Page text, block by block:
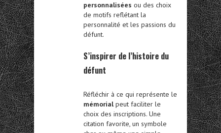
personnalisées ou des choix
de motifs reflétant la
personnalité et les passions du
défunt.
S’inspirer de l’histoire du
défunt
Réfléchir à ce qui représente le
mémorialpeut faciliter le
choix des inscriptions. Une
citation favorite, un symbole